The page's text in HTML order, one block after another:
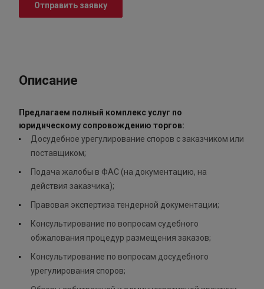
Отправить заявку
Описание
Предлагаем полный комплекс услуг по
юридическому сопровождению торгов:
Досудебное урегулирование споров с заказчиком или
поставщиком;
Подача жалобы в ФАС (на документацию, на
действия заказчика);
Правовая экспертиза тендерной документации;
Консультирование по вопросам судебного
обжалования процедур размещения заказов;
Консультирование по вопросам досудебного
урегулирования споров;